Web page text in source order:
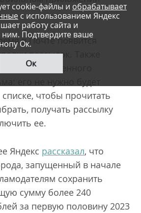
в Почте появится
рассылок. Также
для полноценного
чтобы прочитать
получать рассылку
ее.
Яндекс рассказал, что
запущенный в начале
сохранить
сумму более 240
за первую половину 2023
cookie-файлы и обрабатывает
с использованием Яндекс
работу сайта и
ним. Подтвердите ваше
Ок.
Ок